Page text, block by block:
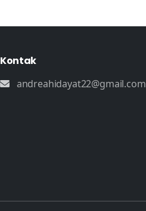
Kontak
andreahidayat22@gmail.com